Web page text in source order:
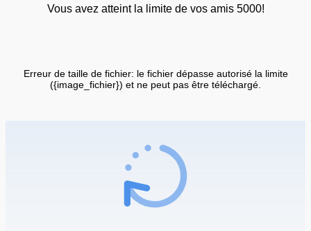
Vous avez atteint la limite de vos amis 5000!
Erreur de taille de fichier: le fichier dépasse autorisé la limite
({image_fichier}) et ne peut pas être téléchargé.